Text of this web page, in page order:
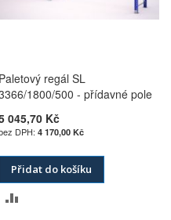
Paletový regál SL
1800/500 - přídavné pole
045,70 Kč
4 170,00 Kč
Přidat do košíku